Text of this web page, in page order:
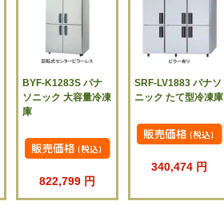
BYF-K1283S パナ
ソニック 大容量冷凍
庫
822,799 円
SRF-LV1883 パナソ
ニック たて型冷凍庫
340,474 円